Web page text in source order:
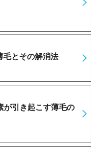
毛とその解消法
が引き起こす薄毛の